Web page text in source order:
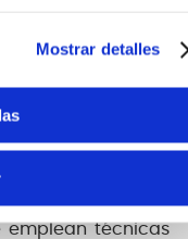
Mostrar detalles
de arena o
auténtico y se
variable
agregar fuerza y
para equilibrar la
emplean técnicas